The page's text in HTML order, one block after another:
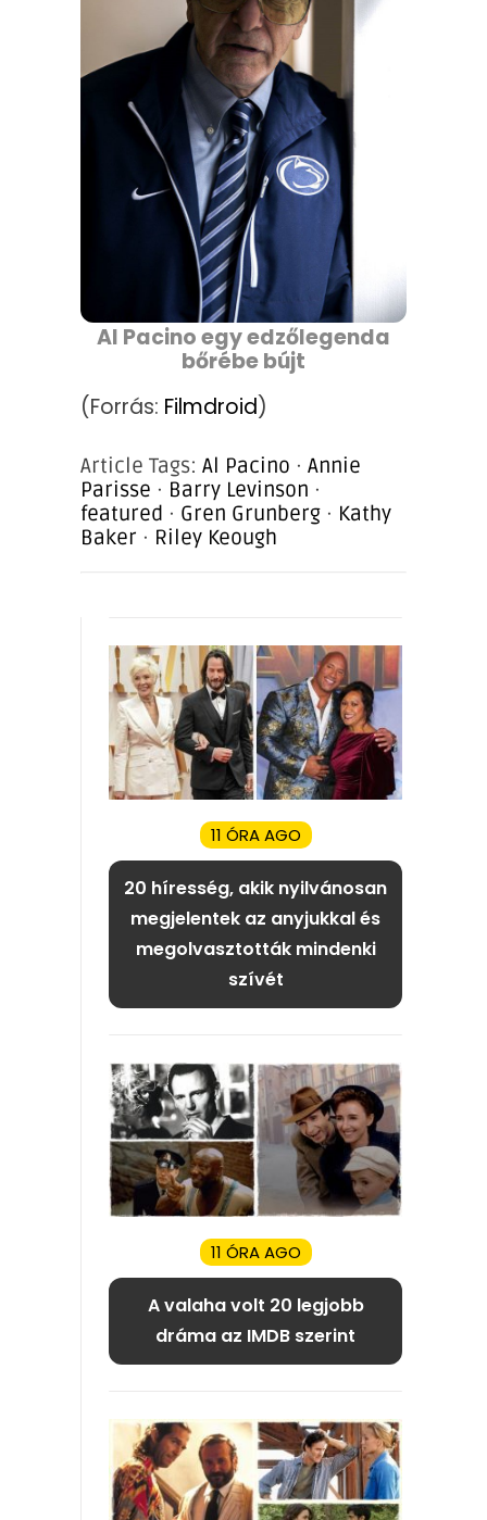
Al Pacino egy edzőlegenda
bőrébe bújt
(Forrás: Filmdroid)
Article Tags: Al Pacino · Annie
Parisse · Barry Levinson ·
featured · Gren Grunberg · Kathy
Baker · Riley Keough
11 ÓRA AGO
20 híresség, akik nyilvánosan
megjelentek az anyjukkal és
megolvasztották mindenki
szívét
11 ÓRA AGO
A valaha volt 20 legjobb
dráma az IMDB szerint